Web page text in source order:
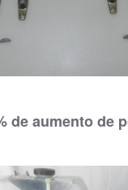
de aumento de